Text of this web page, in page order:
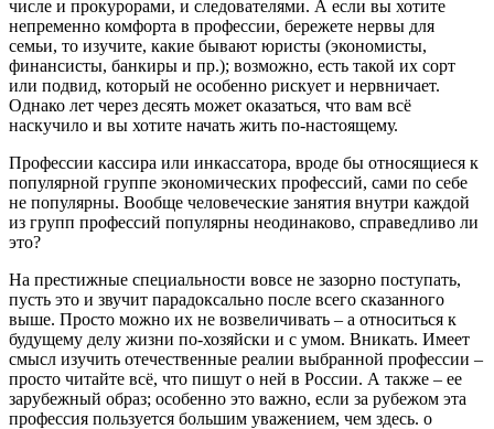
числе и прокурорами, и следователями. А если вы хотите
непременно комфорта в профессии, бережете нервы для
семьи, то изучите, какие бывают юристы (экономисты,
финансисты, банкиры и пр.); возможно, есть такой их сорт
или подвид, который не особенно рискует и нервничает.
Однако лет через десять может оказаться, что вам всё
наскучило и вы хотите начать жить по-настоящему.
Профессии кассира или инкассатора, вроде бы относящиеся к
популярной группе экономических профессий, сами по себе
не популярны. Вообще человеческие занятия внутри каждой
из групп профессий популярны неодинаково, справедливо ли
это?
На престижные специальности вовсе не зазорно поступать,
пусть это и звучит парадоксально после всего сказанного
выше. Просто можно их не возвеличивать – а относиться к
будущему делу жизни по-хозяйски и с умом. Вникать. Имеет
смысл изучить отечественные реалии выбранной профессии –
просто читайте всё, что пишут о ней в России. А также – ее
зарубежный образ; особенно это важно, если за рубежом эта
профессия пользуется большим уважением, чем здесь. о